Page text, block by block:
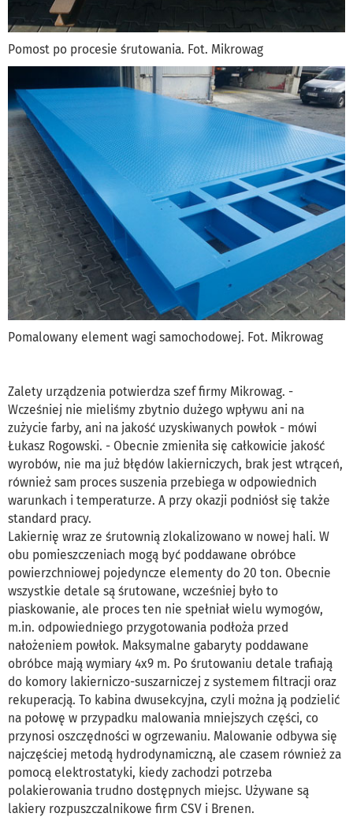
Pomost po procesie śrutowania. Fot. Mikrowag
Pomalowany element wagi samochodowej. Fot. Mikrowag
Zalety urządzenia potwierdza szef firmy Mikrowag. -
Wcześniej nie mieliśmy zbytnio dużego wpływu ani na
zużycie farby, ani na jakość uzyskiwanych powłok - mówi
Łukasz Rogowski. - Obecnie zmieniła się całkowicie jakość
wyrobów, nie ma już błędów lakierniczych, brak jest wtrąceń,
również sam proces suszenia przebiega w odpowiednich
warunkach i temperaturze. A przy okazji podniósł się także
standard pracy.
Lakiernię wraz ze śrutownią zlokalizowano w nowej hali. W
obu pomieszczeniach mogą być poddawane obróbce
powierzchniowej pojedyncze elementy do 20 ton. Obecnie
wszystkie detale są śrutowane, wcześniej było to
piaskowanie, ale proces ten nie spełniał wielu wymogów,
m.in. odpowiedniego przygotowania podłoża przed
nałożeniem powłok. Maksymalne gabaryty poddawane
obróbce mają wymiary 4x9 m. Po śrutowaniu detale trafiają
do komory lakierniczo-suszarniczej z systemem filtracji oraz
rekuperacją. To kabina dwusekcyjna, czyli można ją podzielić
na połowę w przypadku malowania mniejszych części, co
przynosi oszczędności w ogrzewaniu. Malowanie odbywa się
najczęściej metodą hydrodynamiczną, ale czasem również za
pomocą elektrostatyki, kiedy zachodzi potrzeba
polakierowania trudno dostępnych miejsc. Używane są
lakiery rozpuszczalnikowe firm CSV i Brenen.